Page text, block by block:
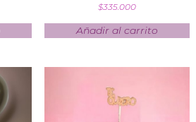
$335.000
Añadir al carrito